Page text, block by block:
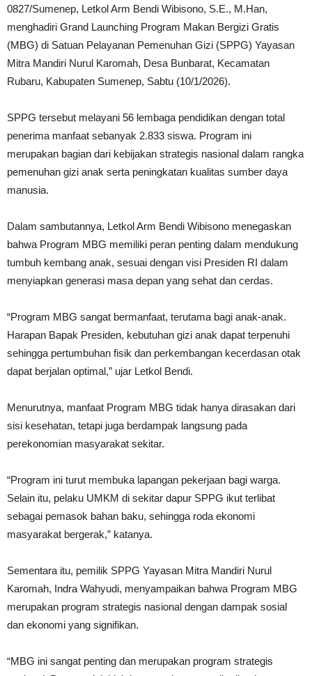
0827/Sumenep, Letkol Arm Bendi Wibisono, S.E., M.Han,
menghadiri Grand Launching Program Makan Bergizi Gratis
(MBG) di Satuan Pelayanan Pemenuhan Gizi (SPPG) Yayasan
Mitra Mandiri Nurul Karomah, Desa Bunbarat, Kecamatan
Rubaru, Kabupaten Sumenep, Sabtu (10/1/2026).
SPPG tersebut melayani 56 lembaga pendidikan dengan total
penerima manfaat sebanyak 2.833 siswa. Program ini
merupakan bagian dari kebijakan strategis nasional dalam rangka
pemenuhan gizi anak serta peningkatan kualitas sumber daya
manusia.
Dalam sambutannya, Letkol Arm Bendi Wibisono menegaskan
bahwa Program MBG memiliki peran penting dalam mendukung
tumbuh kembang anak, sesuai dengan visi Presiden RI dalam
menyiapkan generasi masa depan yang sehat dan cerdas.
“Program MBG sangat bermanfaat, terutama bagi anak-anak.
Harapan Bapak Presiden, kebutuhan gizi anak dapat terpenuhi
sehingga pertumbuhan fisik dan perkembangan kecerdasan otak
dapat berjalan optimal,” ujar Letkol Bendi.
Menurutnya, manfaat Program MBG tidak hanya dirasakan dari
sisi kesehatan, tetapi juga berdampak langsung pada
perekonomian masyarakat sekitar.
“Program ini turut membuka lapangan pekerjaan bagi warga.
Selain itu, pelaku UMKM di sekitar dapur SPPG ikut terlibat
sebagai pemasok bahan baku, sehingga roda ekonomi
masyarakat bergerak,” katanya.
Sementara itu, pemilik SPPG Yayasan Mitra Mandiri Nurul
Karomah, Indra Wahyudi, menyampaikan bahwa Program MBG
merupakan program strategis nasional dengan dampak sosial
dan ekonomi yang signifikan.
“MBG ini sangat penting dan merupakan program strategis